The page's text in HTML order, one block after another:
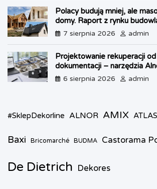
Polacy budują mniej, ale
domy. Raport z rynku
kryzys w OZE i boom na dachy
7 sierpnia 2026 admin
Projektowanie rekuperacji
dokumentacji – narzędzia
każdy etap pracy
6 sierpnia 2026 admin
#SklepDekorline ALNOR AMIX ATLAS
Baxi Bricomarché BUDMA Castorama
De Dietrich Dekores